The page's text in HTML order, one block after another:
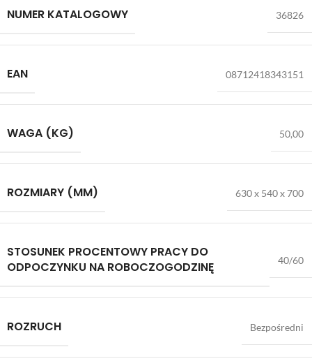
NUMER KATALOGOWY 36826
EAN 08712418343151
WAGA (KG) 50,00
ROZMIARY (MM) 630 x 540 x 700
STOSUNEK PROCENTOWY PRACY DO
ODPOCZYNKU NA ROBOCZOGODZINĘ
40/60
ROZRUCH Bezpośredni